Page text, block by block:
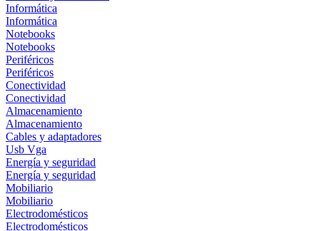
Informática
Informática
Notebooks
Notebooks
Periféricos
Periféricos
Conectividad
Conectividad
Almacenamiento
Almacenamiento
Cables y adaptadores
Usb Vga
Energía y seguridad
Energía y seguridad
Mobiliario
Mobiliario
Electrodomésticos
Electrodomésticos